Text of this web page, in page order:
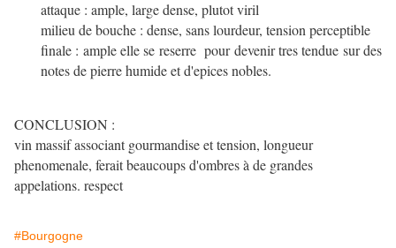
attaque : ample, large dense, plutot viril
milieu de bouche : dense, sans lourdeur, tension perceptible
finale : ample elle se reserre pour devenir tres tendue sur des
notes de pierre humide et d'epices nobles.
CONCLUSION :
vin massif associant gourmandise et tension, longueur
phenomenale, ferait beaucoups d'ombres à de grandes
appelations. respect
#Bourgogne